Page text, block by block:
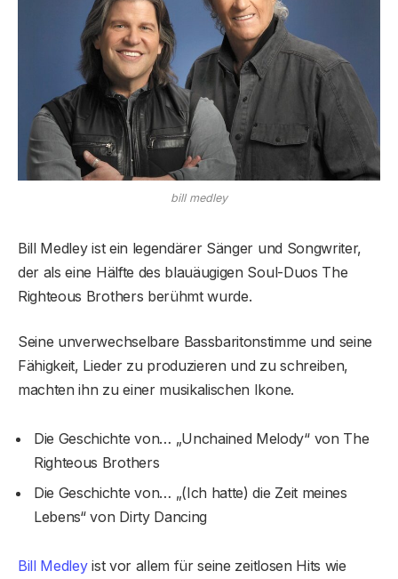
bill medley
Bill Medley ist ein legendärer Sänger und Songwriter,
der als eine Hälfte des blauäugigen Soul-Duos The
Righteous Brothers berühmt wurde.
Seine unverwechselbare Bassbaritonstimme und seine
Fähigkeit, Lieder zu produzieren und zu schreiben,
machten ihn zu einer musikalischen Ikone.
Die Geschichte von… „Unchained Melody“ von The
Righteous Brothers
Die Geschichte von… „(Ich hatte) die Zeit meines
Lebens“ von Dirty Dancing
Bill Medleyist vor allem für seine zeitlosen Hits wie